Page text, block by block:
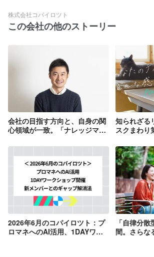
株式会社コパイロツト
この会社の他のストーリー
会社の目指す方向と、自身の関
心領域が一致。「ナレッジマネ
方」を模索し続けた4年間【メ
ンバーインタビュー #05】
知られざる
スクまわり
2026年6月のコパイロツト：プ
ロマネへのAI活用、1DAYワー
「自律分
間。さらな